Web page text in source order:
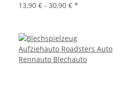
13,90 € - 30,90 € *